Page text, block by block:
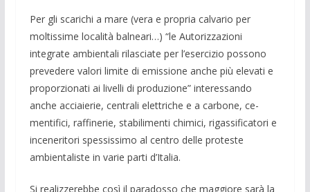
Per gli scarichi a mare (vera e propria calvario per
moltissime località balneari…) “le Autorizzazioni
integrate ambientali rilasciate per l’esercizio posso­no
prevedere valori limite di emissione anche più elevati e
proporzionati ai livelli di produzione” interessando
anche accia­ierie, centrali elettriche e a carbone, ce­
mentifici, raffinerie, stabilimenti chimici, rigassificatori e
inceneritori spessissimo al centro delle proteste
ambientaliste in varie parti d’Italia.
Si realizzerebbe così il para­dosso che maggiore sarà la